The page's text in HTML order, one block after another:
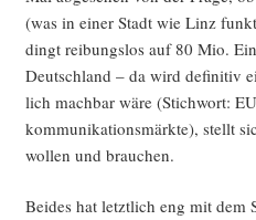
(was in einer Stadt wie Linz
dingt rei­bungs­los auf 80 Mio.
Deutsch­land – da wird defi­ni­tiv
lich mach­bar wäre (Stich­wort:
kom­mu­ni­ka­ti­ons­märk­te), stellt
wol­len und brauchen.
Bei­des hat letzt­lich eng mit dem